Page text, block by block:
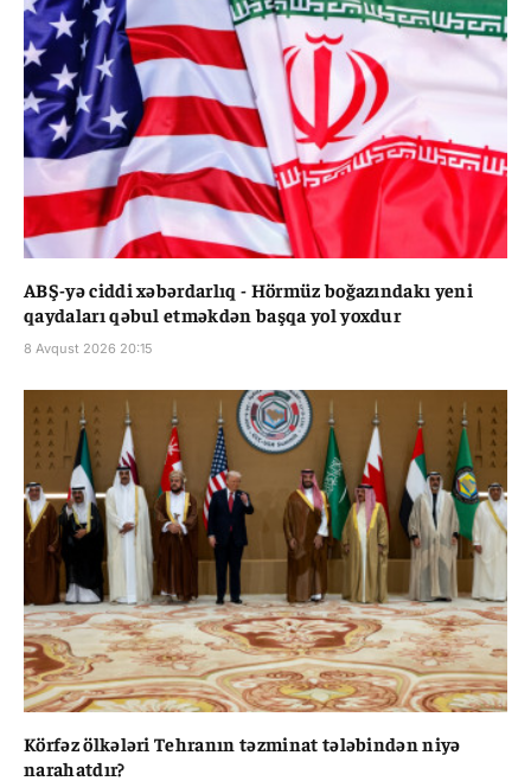
ABŞ-yə ciddi xəbərdarlıq - Hörmüz boğazındakı yeni
qaydaları qəbul etməkdən başqa yol yoxdur
8 Avqust 2026 20:15
Körfəz ölkələri Tehranın təzminat tələbindən niyə
narahatdır?